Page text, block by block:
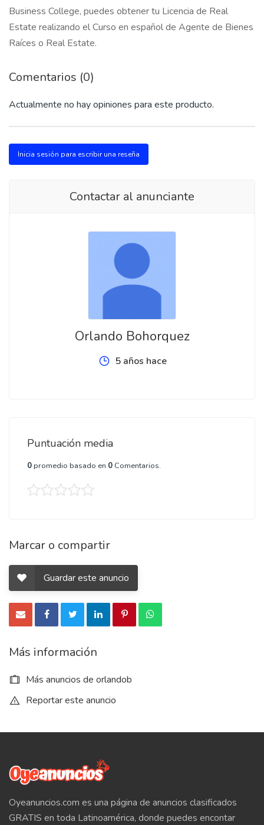
Business College, puedes obtener tu Licencia de Real
Estate realizando el Curso en español de Agente de Bienes
Raíces o Real Estate.
Comentarios (0)
Actualmente no hay opiniones para este producto.
Inicia sesión para escribir una reseña
Contactar al anunciante
Orlando Bohorquez
5 años hace
Puntuación media
0promedio basado en 0 Comentarios.
Marcar o compartir
Guardar este anuncio
Más información
Más anuncios de orlandob
Reportar este anuncio
Oyeanuncios.com es una página de anuncios clasificados
GRATIS en toda Latinoamérica, donde puedes encontar